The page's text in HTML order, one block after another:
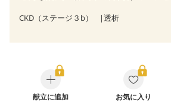
CKD（ステージ３b） 透析
献立に追加 お気に入り